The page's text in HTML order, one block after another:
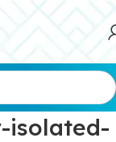
isolated-